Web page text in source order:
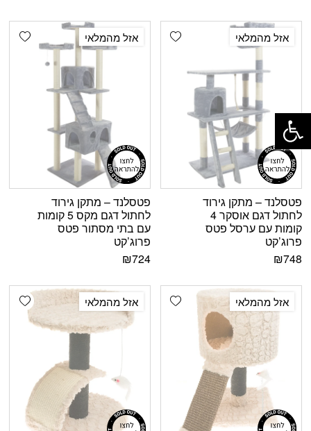
Add wishlist אזל מהמלאי
פטסלנד – מתקן גירוד
לחתול דגם אוסקר 4
קומות עם ערסל פטס
פרוג’קט
₪748
אזל מהמלאי
פטסלנד – מתקן גירוד
לחתול דגם מקס 5 קומות
עם בתי מסתור פטס
פרוג’קט
₪724
Add wishlist אזל מהמלאי אזל מהמלאי
פתח סרגל נגישות